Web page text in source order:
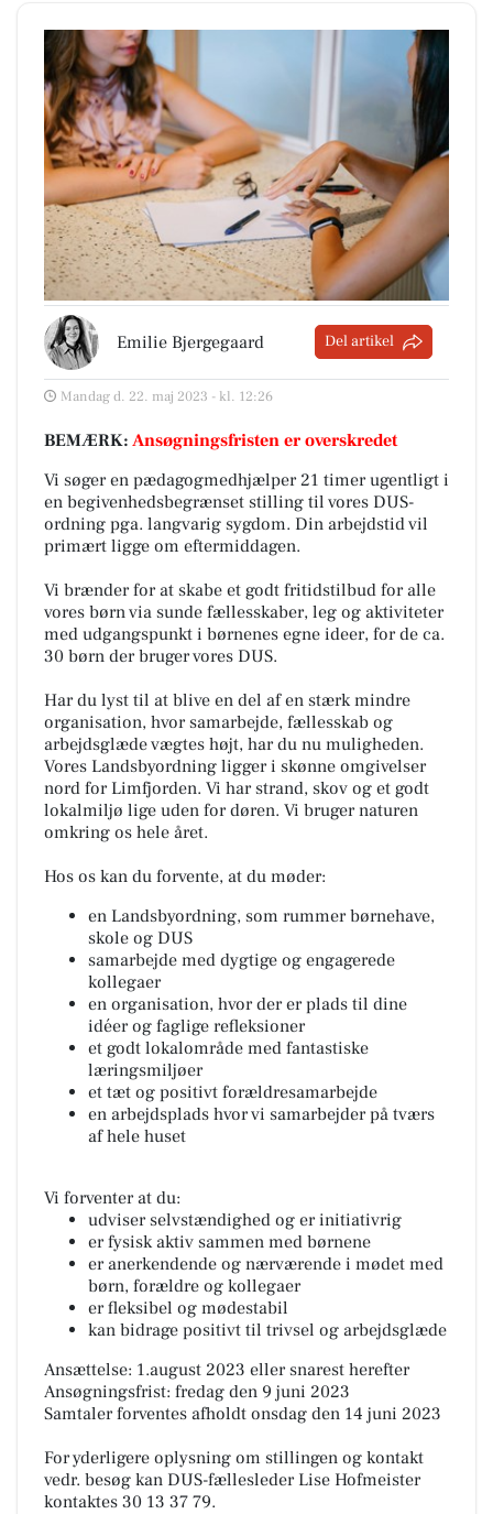
Emilie Bjergegaard Del artikel
Mandag d. 22. maj 2023 - kl. 12:26
BEMÆRK: Ansøgningsfristen er overskredet
Vi søger en pædagogmedhjælper 21 timer ugentligt i
en begivenhedsbegrænset stilling til vores DUS-
ordning pga. langvarig sygdom. Din arbejdstid vil
primært ligge om eftermiddagen.
Vi brænder for at skabe et godt fritidstilbud for alle
vores børn via sunde fællesskaber, leg og aktiviteter
med udgangspunkt i børnenes egne ideer, for de ca.
30 børn der bruger vores DUS.
Har du lyst til at blive en del af en stærk mindre
organisation, hvor samarbejde, fællesskab og
arbejdsglæde vægtes højt, har du nu muligheden.
Vores Landsbyordning ligger i skønne omgivelser
nord for Limfjorden. Vi har strand, skov og et godt
lokalmiljø lige uden for døren. Vi bruger naturen
omkring os hele året.
Hos os kan du forvente, at du møder:
en Landsbyordning, som rummer børnehave,
skole og DUS
samarbejde med dygtige og engagerede
kollegaer
en organisation, hvor der er plads til dine
idéer og faglige refleksioner
et godt lokalområde med fantastiske
læringsmiljøer
et tæt og positivt forældresamarbejde
en arbejdsplads hvor vi samarbejder på tværs
af hele huset
Vi forventer at du:
udviser selvstændighed og er initiativrig
er fysisk aktiv sammen med børnene
er anerkendende og nærværende i mødet med
børn, forældre og kollegaer
er fleksibel og mødestabil
kan bidrage positivt til trivsel og arbejdsglæde
Ansættelse: 1.august 2023 eller snarest herefter
Ansøgningsfrist: fredag den 9 juni 2023
Samtaler forventes afholdt onsdag den 14 juni 2023
For yderligere oplysning om stillingen og kontakt
vedr. besøg kan DUS-fællesleder Lise Hofmeister
kontaktes 30 13 37 79.